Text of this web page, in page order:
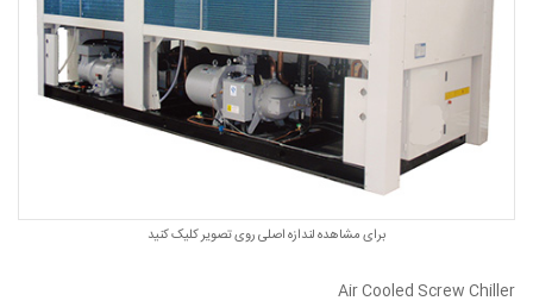
برای مشاهده لندازه اصلی روی تصویر کلیک کنید
Air Cooled Screw Chiller